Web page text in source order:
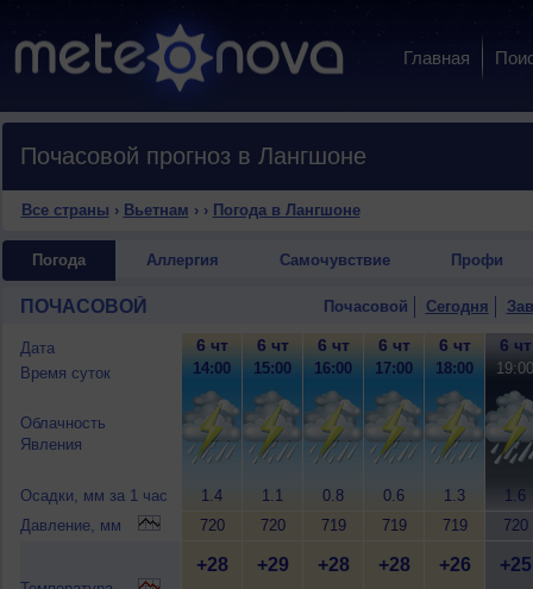
Главная
Почасовой прогноз в Лангшоне
Все страны › Вьетнам › › Погода в Лангшоне
Погода Аллергия Самочувствие Профи
ПОЧАСОВОЙ Почасовой Сегодня
Дата
Время суток
Облачность
Явления
Осадки, мм за 1 час
Давление, мм
6 чт
14:00
1.4
720
+28
6 чт
15:00
1.1
720
+29
6 чт
16:00
0.8
719
+28
6 чт
17:00
0.6
719
+28
6 чт
18:00
1.3
719
+26
6 чт
19:00
1.6
720
+25